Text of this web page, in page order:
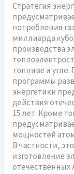
Стратегия
потребления
миллиарда
производства
топливе и
программы
энергетики
действия
15 лет. Кроме
мощностей
В частности,
изготовление
отечественных